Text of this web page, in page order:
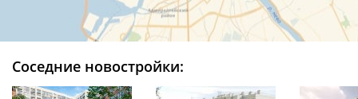
Соседние новостройки: